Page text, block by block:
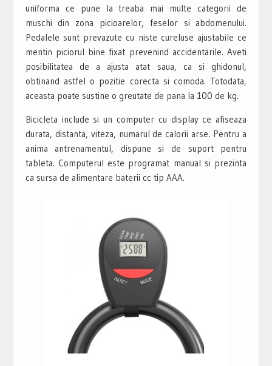
uniforma ce pune la treaba mai multe categorii de
muschi din zona picioarelor, feselor si abdomenului.
Pedalele sunt prevazute cu niste cureluse ajustabile ce
mentin piciorul bine fixat prevenind accidentarile. Aveti
posibilitatea de a ajusta atat saua, ca si ghidonul,
obtinand astfel o pozitie corecta si comoda. Totodata,
aceasta poate sustine o greutate de pana la 100 de kg.
Bicicleta include si un computer cu display ce afiseaza
durata, distanta, viteza, numarul de calorii arse. Pentru a
anima antrenamentul, dispune si de suport pentru
tableta. Computerul este programat manual si prezinta
ca sursa de alimentare baterii cc tip AAA.